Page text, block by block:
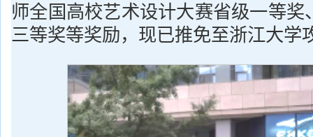
师全国高校艺术设计大赛省级一等奖
三等奖等奖励，现已推免至浙江大学